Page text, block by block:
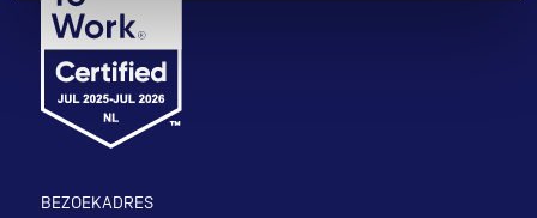
BEZOEKADRES